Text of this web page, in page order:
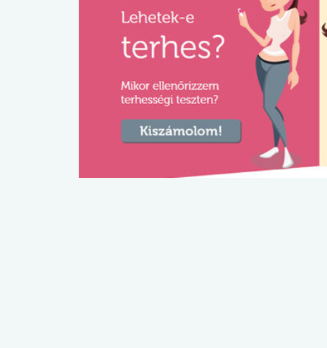
#Zöldövezet
lábnyomod?
#Betegségek
Elsősegély
tudásteszt